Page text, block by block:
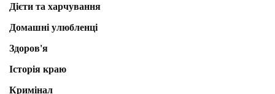
Дієти та харчування
Домашні улюбленці
Здоров'я
Історія краю
Кримінал